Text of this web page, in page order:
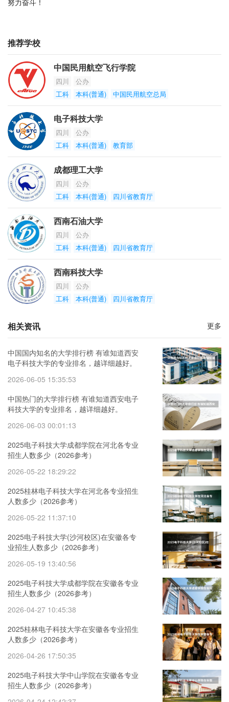
努力奋斗！
推荐学校
中国民用航空飞行学院
四川
公办
工科
本科(普通) 中国民用航空总局
电子科技大学
四川
公办
工科
本科(普通) 教育部
成都理工大学
四川
公办
工科
本科(普通) 四川省教育厅
西南石油大学
四川
公办
工科
本科(普通) 四川省教育厅
西南科技大学
四川
公办
工科
本科(普通) 四川省教育厅
相关资讯 更多
中国国内知名的大学排行榜 有谁知道西安
电子科技大学的专业排名，越详细越好。
2026-06-05 15:35:53
中国热门的大学排行榜 有谁知道西安电子
科技大学的专业排名，越详细越好。
2026-06-03 00:01:13
2025电子科技大学成都学院在河北各专业
招生人数多少（2026参考）
2026-05-22 18:29:22
2025桂林电子科技大学在河北各专业招生
人数多少（2026参考）
2026-05-22 11:37:10
2025电子科技大学(沙河校区)在安徽各专
业招生人数多少（2026参考）
2026-05-19 13:40:56
2025电子科技大学成都学院在安徽各专业
招生人数多少（2026参考）
2026-04-27 10:45:38
2025桂林电子科技大学在安徽各专业招生
人数多少（2026参考）
2026-04-26 17:50:35
2025电子科技大学中山学院在安徽各专业
招生人数多少（2026参考）